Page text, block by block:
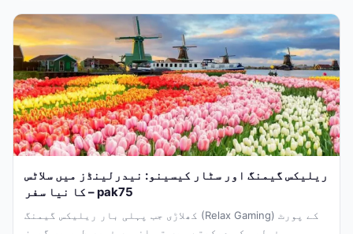
ریلیکس گیمنگ اور سٹار کیسینو: نیدرلینڈز میں سلاٹس
کا نیا سفر – pak75
کھلاڑی جب پہلی بار ریلیکس گیمنگ (Relax Gaming) کے پورٹ